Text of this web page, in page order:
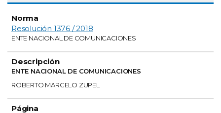
Resolución 1376 / 2018
ENTE NACIONAL DE COMUNICACIONES
ENTE NACIONAL DE COMUNICACIONES
ROBERTO MARCELO ZUPEL